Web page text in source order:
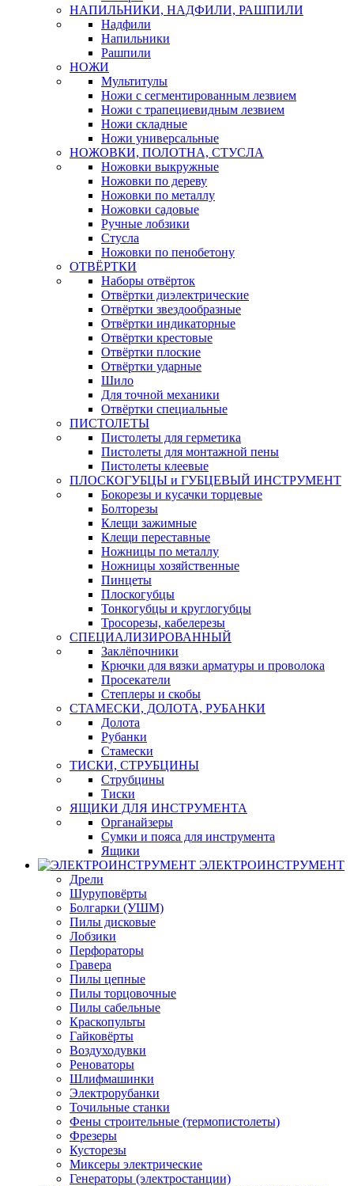
НАПИЛЬНИКИ, НАДФИЛИ, РАШПИЛИ
Надфили
Напильники
Рашпили
НОЖИ
Мультитулы
Ножи с сегментированным лезвием
Ножи с трапециевидным лезвием
Ножи складные
Ножи универсальные
НОЖОВКИ, ПОЛОТНА, СТУСЛА
Ножовки выкружные
Ножовки по дереву
Ножовки по металлу
Ножовки садовые
Ручные лобзики
Стусла
Ножовки по пенобетону
ОТВЁРТКИ
Наборы отвёрток
Отвёртки диэлектрические
Отвёртки звездообразные
Отвёртки индикаторные
Отвёртки крестовые
Отвёртки плоские
Отвёртки ударные
Шило
Для точной механики
Отвёртки специальные
ПИСТОЛЕТЫ
Пистолеты для герметика
Пистолеты для монтажной пены
Пистолеты клеевые
ПЛОСКОГУБЦЫ и ГУБЦЕВЫЙ ИНСТРУМЕНТ
Бокорезы и кусачки торцевые
Болторезы
Клещи зажимные
Клещи переставные
Ножницы по металлу
Ножницы хозяйственные
Пинцеты
Плоскогубцы
Тонкогубцы и круглогубцы
Тросорезы, кабелерезы
СПЕЦИАЛИЗИРОВАННЫЙ
Заклёпочники
Крючки для вязки арматуры и проволока
Просекатели
Степлеры и скобы
СТАМЕСКИ, ДОЛОТА, РУБАНКИ
Долота
Рубанки
Стамески
ТИСКИ, СТРУБЦИНЫ
Струбцины
Тиски
ЯЩИКИ ДЛЯ ИНСТРУМЕНТА
Органайзеры
Сумки и пояса для инструмента
Ящики
ЭЛЕКТРОИНСТРУМЕНТ
Дрели
Шуруповёрты
Болгарки (УШМ)
Пилы дисковые
Лобзики
Перфораторы
Гравера
Пилы цепные
Пилы торцовочные
Пилы сабельные
Краскопульты
Гайковёрты
Воздуходувки
Реноваторы
Шлифмашинки
Электрорубанки
Точильные станки
Фены строительные (термопистолеты)
Фрезеры
Кусторезы
Миксеры электрические
Генераторы (электростанции)